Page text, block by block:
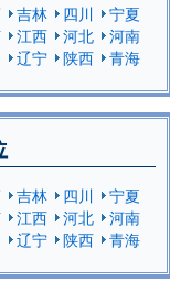
吉林 四川
宁夏
江西 河北
河南
辽宁 陕西
青海
吉林 四川
宁夏
江西 河北
河南
辽宁 陕西
青海